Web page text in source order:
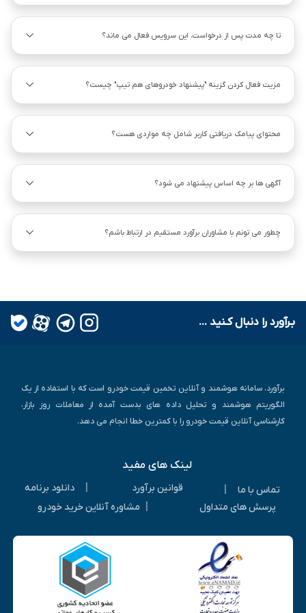
تا چه مدت پس از درخواست، این سرویس فعال می ماند؟
مزیت فعال کردن گزینه "پیشنهاد خودروهای هم ‌تیپ" چیست؟
محتوای پیامک دریافتی کاربر شامل چه مواردی هست؟
آگهی ها بر چه اساس پیشنهاد می شود؟
چطور می تونم با مشاوران برآورد مستقیم در ارتباط باشم؟
بـرآورد را دنبال کـنید ...
برآورد، سامانه هوشمند و آنلاین تخمین قیمت خودرو است که با استفاده از یک
الگوریتم هوشمند و تحلیل داده های بدست آمده از معاملات روز بازار،
کارشناسی آنلاین قیمت خودرو را با کمترین خطا انجام می دهد.
لینک های مفید
تماس با ما قوانین برآورد
دانلود برنامه
پرسش های متداول
مشاوره آنلاین خرید خودرو